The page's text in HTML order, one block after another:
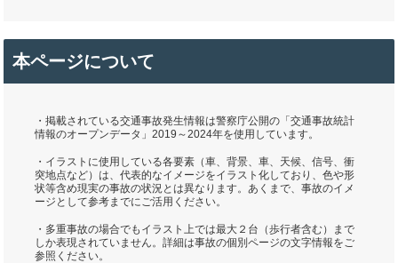
本ページについて
・掲載されている交通事故発生情報は警察庁公開の「交通事故統計
情報のオープンデータ」2019～2024年を使用しています。
・イラストに使用している各要素（車、背景、車、天候、信号、衝
突地点など）は、代表的なイメージをイラスト化しており、色や形
状等含め現実の事故の状況とは異なります。あくまで、事故のイメ
ージとして参考までにご活用ください。
・多重事故の場合でもイラスト上では最大２台（歩行者含む）まで
しか表現されていません。詳細は事故の個別ページの文字情報をご
参照ください。